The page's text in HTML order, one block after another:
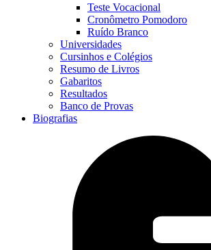
Teste Vocacional
Cronômetro Pomodoro
Ruído Branco
Universidades
Cursinhos e Colégios
Resumo de Livros
Gabaritos
Resultados
Banco de Provas
Biografias